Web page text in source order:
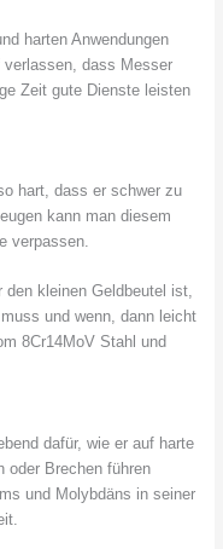
harten Anwendungen
dass Messer
Zeit gute Dienste leisten
hart, dass er schwer zu
kann man diesem
verpassen.
kleinen Geldbeutel ist,
und wenn, dann leicht
8Cr14MoV Stahl und
dafür, wie er auf harte
oder Brechen führen
und Molybdäns in seiner